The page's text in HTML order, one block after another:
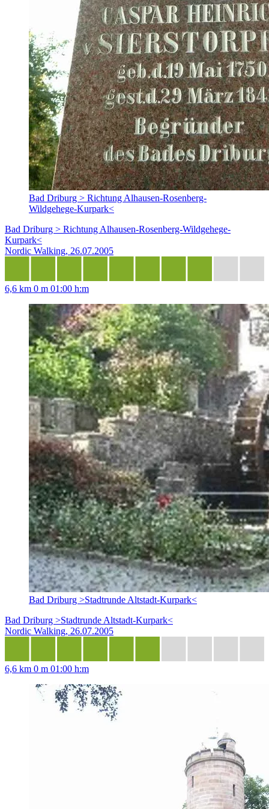
Bad Driburg > Richtung Alhausen-Rosenberg-
Wildgehege-Kurpark<
Bad Driburg > Richtung Alhausen-Rosenberg-Wildgehege-
Kurpark<
Nordic Walking, 26.07.2005
6,6 km 0 m 01:00 h:m
Bad Driburg >Stadtrunde Altstadt-Kurpark<
Bad Driburg >Stadtrunde Altstadt-Kurpark<
Nordic Walking, 26.07.2005
6,6 km 0 m 01:00 h:m